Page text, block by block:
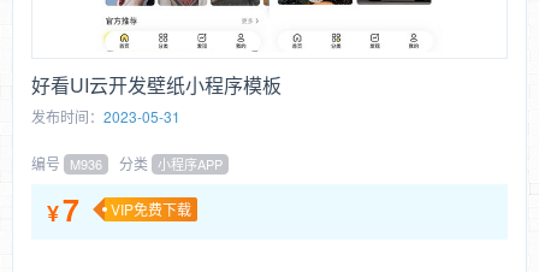
好看UI云开发壁纸小程序模板
发布时间： 2023-05-31
编号 M936 分类 小程序APP
¥7 VIP免费下载